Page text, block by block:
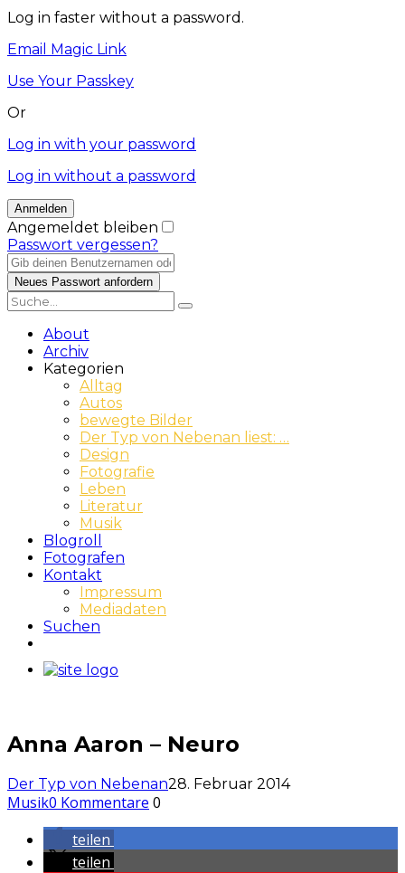
Log in faster without a password.
Email Magic Link
Use Your Passkey
Or
Log in with your password
Log in without a password
Angemeldet bleiben
Passwort vergessen?
About
Archiv
Kategorien
Alltag
Autos
bewegte Bilder
Der Typ von Nebenan liest: …
Design
Fotografie
Leben
Literatur
Musik
Blogroll
Fotografen
Kontakt
Impressum
Mediadaten
Suchen
Anna Aaron – Neuro
Der Typ von Nebenan28. Februar 2014
Musik0 Kommentare 0
teilen
teilen